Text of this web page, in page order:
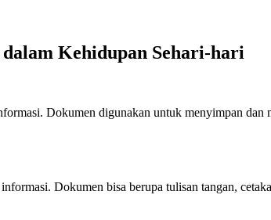
Kehidupan Sehari-hari
Dokumen digunakan untuk menyimpan
Dokumen bisa berupa tulisan tangan,